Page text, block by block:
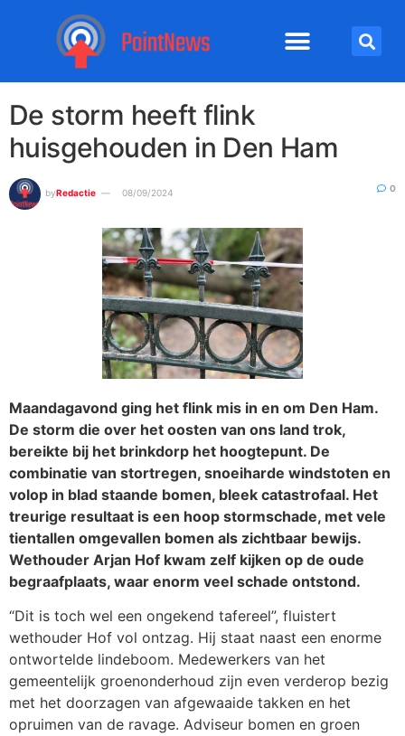
De storm heeft flink
huisgehouden in Den Ham
byRedactie 08/09/2024 0
Maandagavond ging het flink mis in en om Den Ham.
De storm die over het oosten van ons land trok,
bereikte bij het brinkdorp het hoogtepunt. De
combinatie van stortregen, snoeiharde windstoten en
volop in blad staande bomen, bleek catastrofaal. Het
treurige resultaat is een hoop stormschade, met vele
tientallen omgevallen bomen als zichtbaar bewijs.
Wethouder Arjan Hof kwam zelf kijken op de oude
begraafplaats, waar enorm veel schade ontstond.
“Dit is toch wel een ongekend tafereel”, fluistert
wethouder Hof vol ontzag. Hij staat naast een enorme
ontwortelde lindeboom. Medewerkers van het
gemeentelijk groenonderhoud zijn even verderop bezig
met het doorzagen van afgewaaide takken en het
opruimen van de ravage. Adviseur bomen en groen